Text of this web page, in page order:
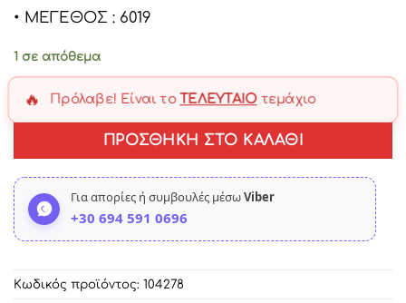
• ΜΕΓΕΘΟΣ : 6019
1 σε απόθεμα
🔥 Πρόλαβε! Είναι τοΤΕΛΕΥΤΑΊΟτεμάχιο
ΠΡΟΣΘΉΚΗ ΣΤΟ ΚΑΛΆΘΙ
Για απορίες ή συμβουλές μέσωViber
+30 694 591 0696
Κωδικός προϊόντος: 104278